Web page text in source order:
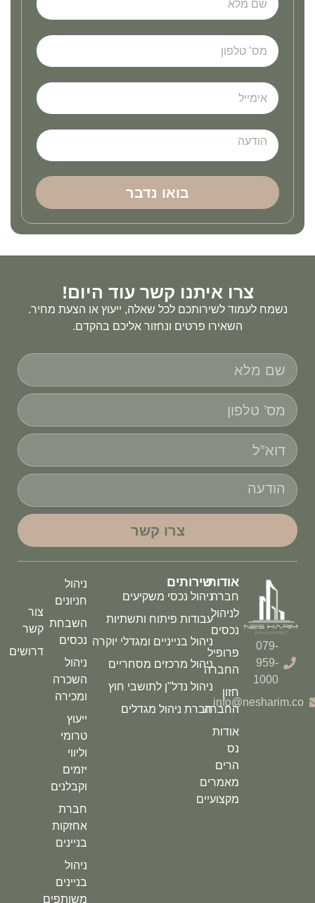
בואו נדבר
צרו איתנו קשר עוד היום!
נשמח לעמוד לשירותכם לכל שאלה, ייעוץ או הצעת מחיר.
השאירו פרטים ונחזור אליכם בהקדם.
צרו קשר
079-
959-
1000
info@nesharim.co
אודות
חברה
לניהול
נכסים
פרופיל
החברה
חזון
החברה
אודות
נס
הרים
מאמרים
מקצועיים
שירותים
ניהול נכסי משקיעים
עבודות פיתוח ותשתיות
ניהול בנייניים ומגדלי יוקרה
ניהול מרכזים מסחריים
ניהול נדל"ן לתושבי חוץ
חברת ניהול מגדלים
ניהול
חניונים
השבחת
נכסים
ניהול
השכרה
ומכירה
ייעוץ
טרומי
וליווי
יזמים
וקבלנים
חברת
אחזקות
בניינים
ניהול
בניינים
משותפים
צור
קשר
דרושים